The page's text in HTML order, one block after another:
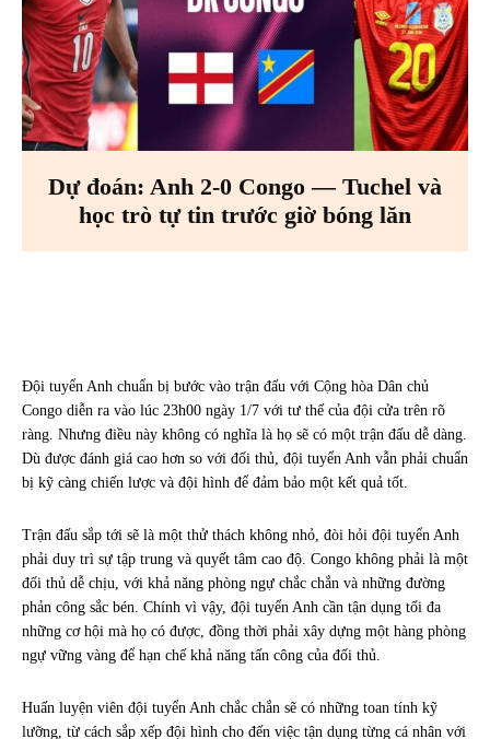
Dự đoán: Anh 2-0 Congo — Tuchel và
học trò tự tin trước giờ bóng lăn
Đội tuyển Anh chuẩn bị bước vào trận đấu với Cộng hòa Dân chủ
Congo diễn ra vào lúc 23h00 ngày 1/7 với tư thế của đội cửa trên rõ
ràng. Nhưng điều này không có nghĩa là họ sẽ có một trận đấu dễ dàng.
Dù được đánh giá cao hơn so với đối thủ, đội tuyển Anh vẫn phải chuẩn
bị kỹ càng chiến lược và đội hình để đảm bảo một kết quả tốt.
Trận đấu sắp tới sẽ là một thử thách không nhỏ, đòi hỏi đội tuyển Anh
phải duy trì sự tập trung và quyết tâm cao độ. Congo không phải là một
đối thủ dễ chịu, với khả năng phòng ngự chắc chắn và những đường
phản công sắc bén. Chính vì vậy, đội tuyển Anh cần tận dụng tối đa
những cơ hội mà họ có được, đồng thời phải xây dựng một hàng phòng
ngự vững vàng để hạn chế khả năng tấn công của đối thủ.
Huấn luyện viên đội tuyển Anh chắc chắn sẽ có những toan tính kỹ
lưỡng, từ cách sắp xếp đội hình cho đến việc tận dụng từng cá nhân với